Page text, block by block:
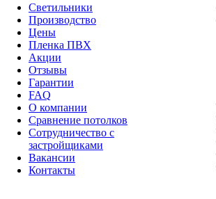
Светильники
Производство
Цены
Пленка ПВХ
Акции
Отзывы
Гарантии
FAQ
О компании
Сравнение потолков
Сотрудничество с
застройщиками
Вакансии
Контакты